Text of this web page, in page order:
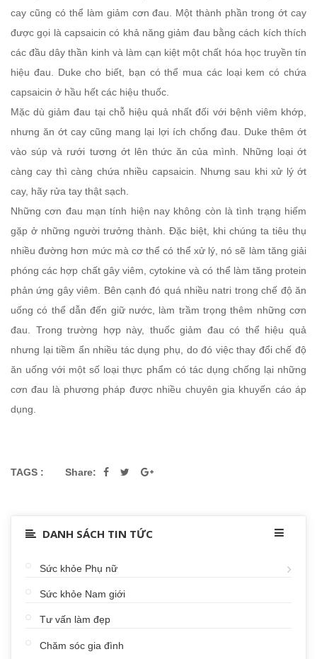
cay cũng có thể làm giảm cơn đau. Một thành phần trong ớt cay
được gọi là capsaicin có khả năng giảm đau bằng cách kích thích
các đầu dây thần kinh và làm cạn kiệt một chất hóa học truyền tín
hiệu đau. Duke cho biết, bạn có thể mua các loại kem có chứa
capsaicin ở hầu hết các hiệu thuốc.
Mặc dù giảm đau tại chỗ hiệu quả nhất đối với bệnh viêm khớp,
nhưng ăn ớt cay cũng mang lại lợi ích chống đau. Duke thêm ớt
vào súp và rưới tương ớt lên thức ăn của mình. Những loại ớt
càng cay thì càng chứa nhiều capsaicin. Nhưng sau khi xử lý ớt
cay, hãy rửa tay thật sạch.
Những cơn đau mạn tính hiện nay không còn là tình trạng hiếm
gặp ở những người trưởng thành. Đặc biệt, khi chúng ta tiêu thụ
nhiều đường hơn mức mà cơ thể có thể xử lý, nó sẽ làm tăng giải
phóng các hợp chất gây viêm, cytokine và có thể làm tăng protein
phản ứng gây viêm. Bên cạnh đó quá nhiều natri trong chế độ ăn
uống có thể dẫn đến giữ nước, làm trầm trọng thêm những cơn
đau. Trong trường hợp này, thuốc giảm đau có thể hiệu quả
nhưng lại tiềm ẩn nhiều tác dụng phụ, do đó việc thay đổi chế độ
ăn uống với một số loại thực phẩm có tác dụng chống lại những
cơn đau là phương pháp được nhiều chuyên gia khuyến cáo áp
dụng.
TAGS : Share:
DANH SÁCH TIN TỨC
Sức khỏe Phụ nữ
Sức khỏe Nam giới
Tư vấn làm đẹp
Chăm sóc gia đình